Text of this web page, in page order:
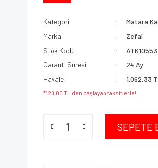
Kategori
Matara
Marka
Zefal
Stok Kodu
ATK10553
Garanti Süresi
24 Ay
Havale
1.062,33
*120,00 TL den başlayan taksitlerle!
SEPETE